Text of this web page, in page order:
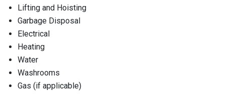
Lifting and Hoisting
Garbage Disposal
Electrical
Heating
Water
Washrooms
Gas (if applicable)